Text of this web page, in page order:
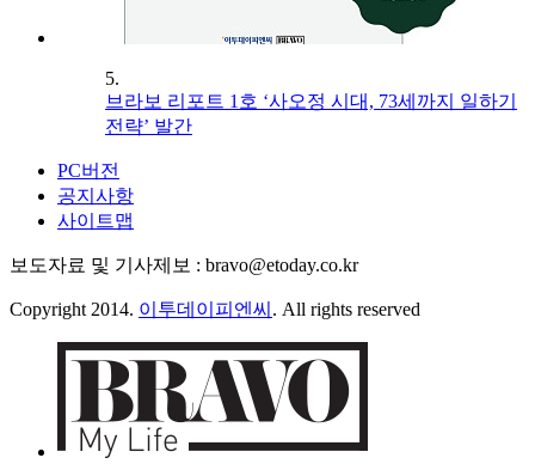
5.
브라보 리포트 1호 ‘사오정 시대, 73세까지 일하기
전략’ 발간
PC버전
공지사항
사이트맵
보도자료 및 기사제보 : bravo@etoday.co.kr
Copyright 2014. 이투데이피엔씨 . All rights reserved